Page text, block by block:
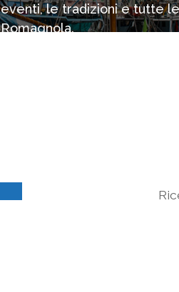
eventi, le tradizioni e tutte
Romagnola.